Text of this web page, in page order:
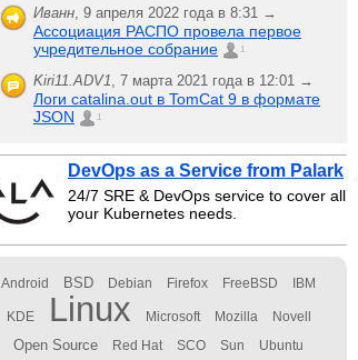
Иванн, 9 апреля 2022 года в 8:31 →
Ассоциация РАСПО провела первое
учредительное собрание
1
Kiri11.ADV1, 7 марта 2021 года в 12:01 →
Логи catalina.out в TomCat 9 в формате
JSON
1
DevOps as a Service from Palark
24/7 SRE & DevOps service to cover all
your Kubernetes needs.
Android BSD Debian Firefox FreeBSD IBM
KDE Linux Microsoft Mozilla Novell
Open Source Red Hat SCO Sun Ubuntu